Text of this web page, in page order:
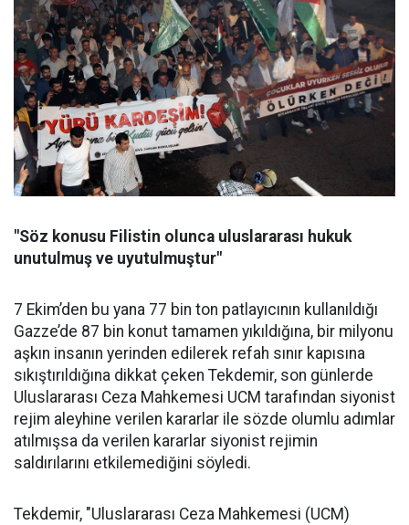
"Söz konusu Filistin olunca uluslararası hukuk
unutulmuş ve uyutulmuştur"
7 Ekim’den bu yana 77 bin ton patlayıcının kullanıldığı
Gazze’de 87 bin konut tamamen yıkıldığına, bir milyonu
aşkın insanın yerinden edilerek refah sınır kapısına
sıkıştırıldığına dikkat çeken Tekdemir, son günlerde
Uluslararası Ceza Mahkemesi UCM tarafından siyonist
rejim aleyhine verilen kararlar ile sözde olumlu adımlar
atılmışsa da verilen kararlar siyonist rejimin
saldırılarını etkilemediğini söyledi.
Tekdemir, "Uluslararası Ceza Mahkemesi (UCM)